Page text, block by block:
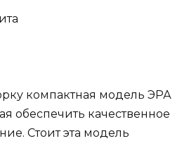
компактная модель ЭРА
обеспечить качественное
Стоит эта модель